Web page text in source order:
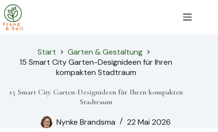
Zum
Inhalt
springen
Start
Garten & Gestaltung
15 Smart City Garten-Designideen für Ihren
kompakten Stadtraum
15 Smart City Garten-Designideen für Ihren kompakten
Stadtraum
Nynke Brandsma 22 Mai 2026